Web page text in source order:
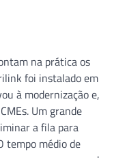
na prática os
foi instalado em
à modernização e,
Um grande
a fila para
tempo médio de